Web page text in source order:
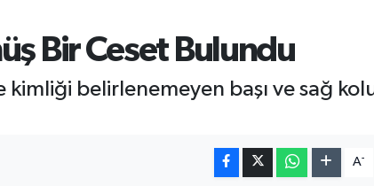
BİST100
13.799
%70
64.643,95
%0.16
Bir Ceset Bulundu
belirlenemeyen başı ve sağ
A-